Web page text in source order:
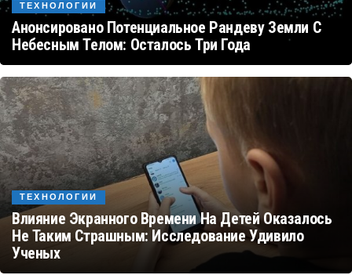
ТЕХНОЛОГИИ
Анонсировано Потенциальное Рандеву Земли С
Небесным Телом: Осталось Три Года
ТЕХНОЛОГИИ
Влияние Экранного Времени На Детей Оказалось
Не Таким Страшным: Исследование Удивило
Ученых